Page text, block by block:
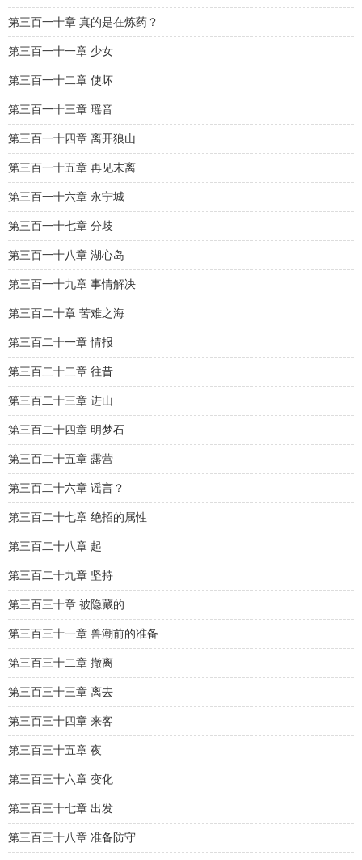
第三百一十章 真的是在炼药？
第三百一十一章 少女
第三百一十二章 使坏
第三百一十三章 瑶音
第三百一十四章 离开狼山
第三百一十五章 再见末离
第三百一十六章 永宁城
第三百一十七章 分歧
第三百一十八章 湖心岛
第三百一十九章 事情解决
第三百二十章 苦难之海
第三百二十一章 情报
第三百二十二章 往昔
第三百二十三章 进山
第三百二十四章 明梦石
第三百二十五章 露营
第三百二十六章 谣言？
第三百二十七章 绝招的属性
第三百二十八章 起
第三百二十九章 坚持
第三百三十章 被隐藏的
第三百三十一章 兽潮前的准备
第三百三十二章 撤离
第三百三十三章 离去
第三百三十四章 来客
第三百三十五章 夜
第三百三十六章 变化
第三百三十七章 出发
第三百三十八章 准备防守